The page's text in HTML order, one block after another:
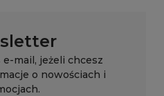
mail, jeżeli chcesz
o nowościach i